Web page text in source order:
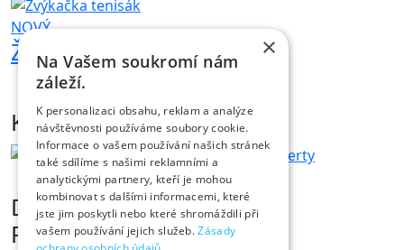
NOVÝ
Žvýkačka tenisový míček
Úvod Zábavní pyrotechnika
Kontakt
Dárky s vtipem
Prodejna Fóry a žerty
×
Na Vašem soukromí nám
záleží.
K personalizaci obsahu, reklam a analýze
návštěvnosti používáme soubory cookie.
Informace o vašem používání našich stránek
také sdílíme s našimi reklamními a
analytickými partnery, kteří je mohou
kombinovat s dalšími informacemi, které
jste jim poskytli nebo které shromáždili při
vašem používání jejich služeb.Zásady